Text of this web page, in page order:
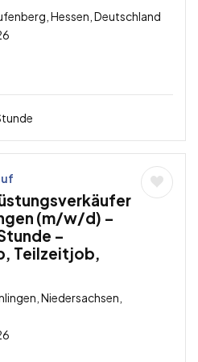
Hessen, Deutschland
(m/w/d) –
–
Teilzeitjob,
Niedersachsen,